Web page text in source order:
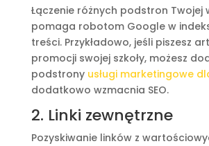
Łączenie różnych podstron Twojej
pomaga robotom Google w
treści. Przykładowo, jeśli piszesz
promocji swojej szkoły, możesz
podstrony usługi marketingowe
dodatkowo wzmacnia SEO.
2. Linki zewnętrzne
Pozyskiwanie linków z